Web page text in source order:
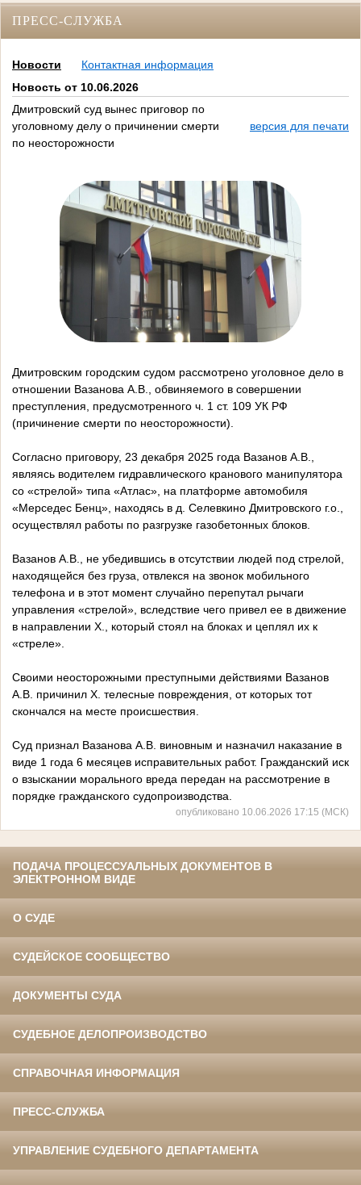
ПРЕСС-СЛУЖБА
Новости
Контактная информация
Новость от 10.06.2026
Дмитровский суд вынес приговор по
уголовному делу о причинении смерти
по неосторожности
версия для печати
Дмитровским городским судом рассмотрено уголовное дело в
отношении Вазанова А.В., обвиняемого в совершении
преступления, предусмотренного ч. 1 ст. 109 УК РФ
(причинение смерти по неосторожности).
Согласно приговору, 23 декабря 2025 года Вазанов А.В.,
являясь водителем гидравлического кранового манипулятора
со «стрелой» типа «Атлас», на платформе автомобиля
«Мерседес Бенц», находясь в д. Селевкино Дмитровского г.о.,
осуществлял работы по разгрузке газобетонных блоков.
Вазанов А.В., не убедившись в отсутствии людей под стрелой,
находящейся без груза, отвлекся на звонок мобильного
телефона и в этот момент случайно перепутал рычаги
управления «стрелой», вследствие чего привел ее в движение
в направлении Х., который стоял на блоках и цеплял их к
«стреле».
Своими неосторожными преступными действиями Вазанов
А.В. причинил Х. телесные повреждения, от которых тот
скончался на месте происшествия.
Суд признал Вазанова А.В. виновным и назначил наказание в
виде 1 года 6 месяцев исправительных работ. Гражданский иск
о взыскании морального вреда передан на рассмотрение в
порядке гражданского судопроизводства.
опубликовано 10.06.2026 17:15 (МСК)
ПОДАЧА ПРОЦЕССУАЛЬНЫХ ДОКУМЕНТОВ В
ЭЛЕКТРОННОМ ВИДЕ
О СУДЕ
СУДЕЙСКОЕ СООБЩЕСТВО
ДОКУМЕНТЫ СУДА
СУДЕБНОЕ ДЕЛОПРОИЗВОДСТВО
СПРАВОЧНАЯ ИНФОРМАЦИЯ
ПРЕСС-СЛУЖБА
УПРАВЛЕНИЕ СУДЕБНОГО ДЕПАРТАМЕНТА